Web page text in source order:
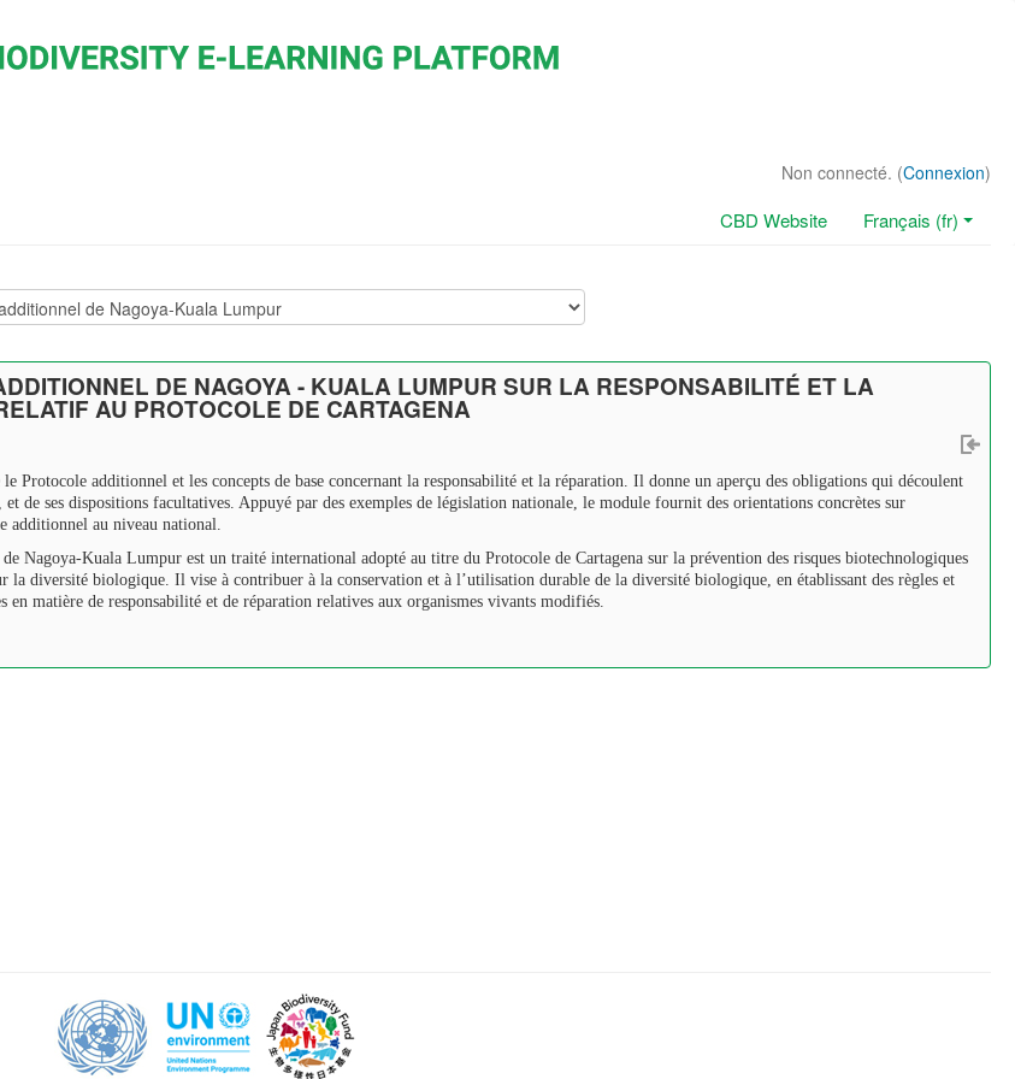
Non connecté. (Connexion)
CBD Website Français (fr)
DE NAGOYA - KUALA LUMPUR SUR LA RESPONSABILITÉ ET LA
AU PROTOCOLE DE CARTAGENA
le Protocole additionnel et les concepts de base concernant la responsabilité et la réparation. Il donne un aperçu des obligations qui découlent
de ses dispositions facultatives. Appuyé par des exemples de législation nationale, le module fournit des orientations concrètes sur
additionnel au niveau national.
Nagoya-Kuala Lumpur est un traité international adopté au titre du Protocole de Cartagena sur la prévention des risques biotechnologiques
la diversité biologique. Il vise à contribuer à la conservation et à l’utilisation durable de la diversité biologique, en établissant des règles et
en matière de responsabilité et de réparation relatives aux organismes vivants modifiés.